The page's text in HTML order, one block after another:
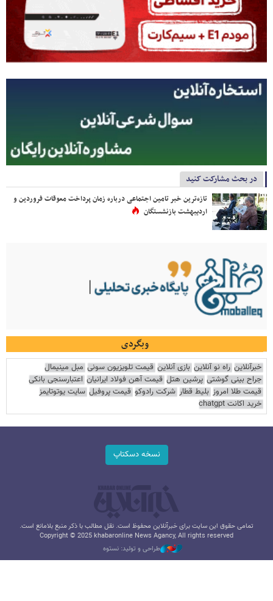
در بحث مشارکت کنید
تازه‌ترین خبر تامین اجتماعی درباره زمان پرداخت معوقات فروردین و
اردیبهشت بازنشستگان
وبگردی
خبرآنلاین راه نو آنلاین بازی آنلاین قیمت تلویزیون سونی مبل مینیمال
جراح بینی گوشتی پرشین هتل قیمت آهن فولاد ایرانیان اعتبارسنجی بانکی
قیمت طلا امروز بلیط قطار شرکت رادوکو قیمت پروفیل سایت یوتوتایمز
خرید اکانت chatgpt
نسخه دسکتاپ
تمامی حقوق این سایت برای خبرآنلاین محفوظ است. نقل مطالب با ذکر منبع بلامانع است.
Copyright © 2025 khabaronline News Agancy, All rights reserved
طراحی و تولید: نستوه